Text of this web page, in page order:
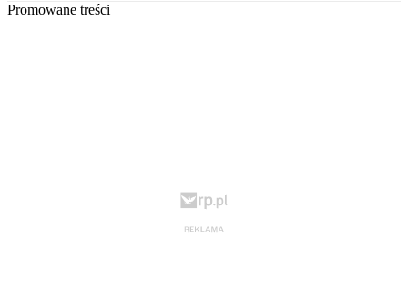
Promowane treści